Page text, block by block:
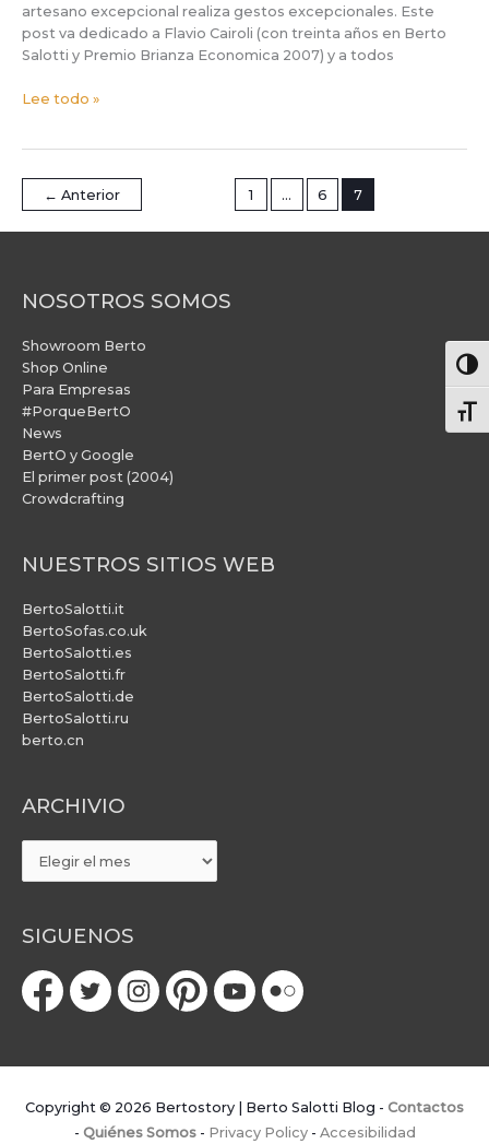
artesano excepcional realiza gestos excepcionales. Este
post va dedicado a Flavio Cairoli (con treinta años en Berto
Salotti y Premio Brianza Economica 2007) y a todos
Lee todo »
← Anterior 1 … 6 7
NOSOTROS SOMOS
Showroom Berto
Shop Online
Para Empresas
#PorqueBertO
News
BertO y Google
El primer post (2004)
Crowdcrafting
NUESTROS SITIOS WEB
BertoSalotti.it
BertoSofas.co.uk
BertoSalotti.es
BertoSalotti.fr
BertoSalotti.de
BertoSalotti.ru
berto.cn
ARCHIVIO
ARCHIVIO
SIGUENOS
Copyright © 2026 Bertostory | Berto Salotti Blog - Contactos
- Quiénes Somos- Privacy Policy- Accesibilidad